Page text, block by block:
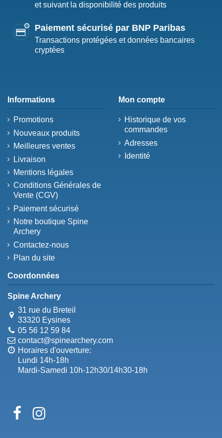
et suivant la disponibilité des produits
Paiement sécurisé par BNP Paribas
Transactions protégées et données bancaires
cryptées
Informations
Promotions
Nouveaux produits
Meilleures ventes
Livraison
Mentions légales
Conditions Générales de
Vente (CGV)
Paiement sécurisé
Notre boutique Spine
Archery
Contactez-nous
Plan du site
Mon compte
Historique de vos
commandes
Adresses
Identité
Coordonnées
Spine Archery
31 rue du Breteil
33320 Eysines
05 56 12 59 84
contact@spinearchery.com
Horaires d'ouverture:
Lundi 14h-18h
Mardi-Samedi 10h-12h30/14h30-18h